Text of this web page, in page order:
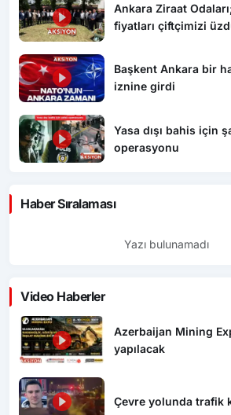
Ankara Ziraat
fiyatları çiftçimizi
Başkent Ankara bir
iznine girdi
Yasa dışı bahis için
operasyonu
Haber Sıralaması
Yazı bulunamadı
Video Haberler
Azerbaijan Mining
yapılacak
Çevre yolunda trafik